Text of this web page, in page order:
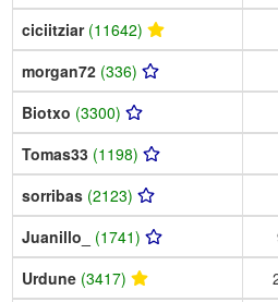
ciciitziar (11642)
morgan72 (336)
Biotxo (3300)
Tomas33 (1198)
sorribas (2123)
Juanillo_ (1741)
Urdune (3417)